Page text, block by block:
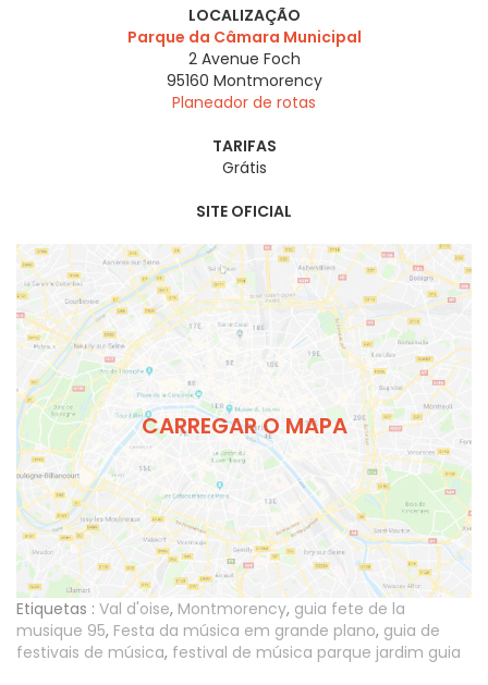
LOCALIZAÇÃO
Parque da Câmara Municipal
2 Avenue Foch
95160 Montmorency
Planeador de rotas
TARIFAS
Grátis
SITE OFICIAL
CARREGAR O MAPA
Etiquetas : Val d'oise, Montmorency, guia fete de la
musique 95, Festa da música em grande plano, guia de
festivais de música, festival de música parque jardim guia